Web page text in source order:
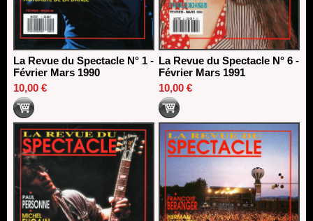
La Revue du Spectacle N° 1 -
Février Mars 1990
10,00 €
La Revue du Spectacle N° 6 -
Février Mars 1991
10,00 €